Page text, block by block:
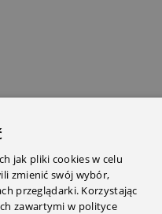
ZAKUPEM
jak pliki cookies w celu
zmienić swój wybór,
przeglądarki. Korzystając
zawartymi w polityce